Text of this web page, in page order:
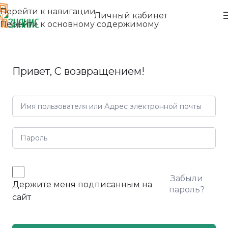
Перейти к навигации
Перейти к основному содержимому
Личный кабинет
Привет, С возвращением!
Держите меня подписанным на
сайт
Забыли
пароль?